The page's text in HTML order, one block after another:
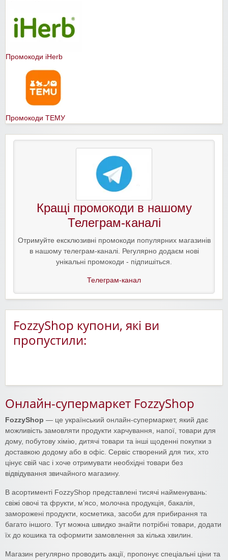
Промокоди iHerb
Промокоди ТЕМУ
Кращі промокоди в нашому
Телеграм-каналі
Отримуйте ексклюзивні промокоди популярних магазинів
в нашому телеграм-каналі. Регулярно додаєм нові
унікальні промокоди - підпишіться.
Телеграм-канал
FozzyShop купони, які ви
пропустили:
Онлайн-супермаркет FozzyShop
FozzyShop — це український онлайн-супермаркет, який дає
можливість замовляти продукти харчування, напої, товари для
дому, побутову хімію, дитячі товари та інші щоденні покупки з
доставкою додому або в офіс. Сервіс створений для тих, хто
цінує свій час і хоче отримувати необхідні товари без
відвідування звичайного магазину.
В асортименті FozzyShop представлені тисячі найменувань:
свіжі овочі та фрукти, м’ясо, молочна продукція, бакалія,
заморожені продукти, косметика, засоби для прибирання та
багато іншого. Тут можна швидко знайти потрібні товари, додати
їх до кошика та оформити замовлення за кілька хвилин.
Магазин регулярно проводить акції, пропонує спеціальні ціни та